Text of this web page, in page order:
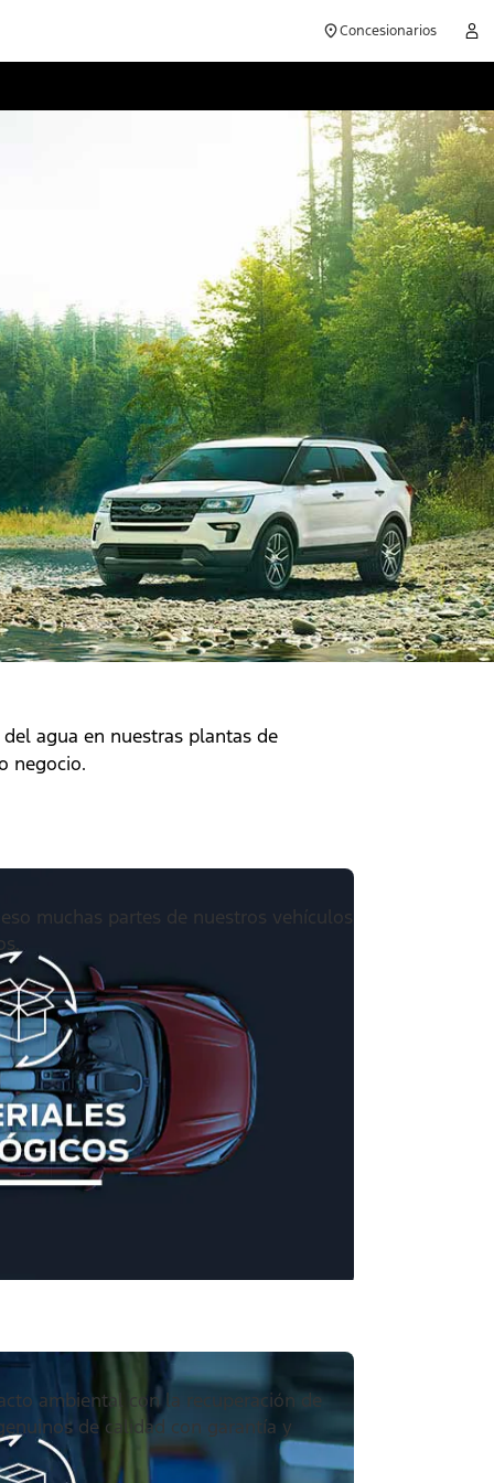
Concesionarios
agua en nuestras plantas de
negocio.
muchas partes de nuestros vehículos
ambiental con la recuperación de
de calidad con garantía y